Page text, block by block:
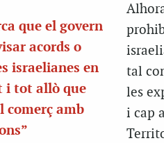
que el govern
acords o
israelianes en
i tot allò que
comerç amb
tal
les
i cap